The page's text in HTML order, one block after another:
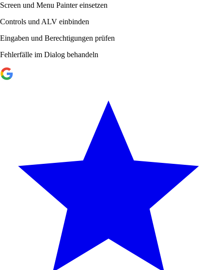
Screen und Menu Painter einsetzen
Controls und ALV einbinden
Eingaben und Berechtigungen prüfen
Fehlerfälle im Dialog behandeln